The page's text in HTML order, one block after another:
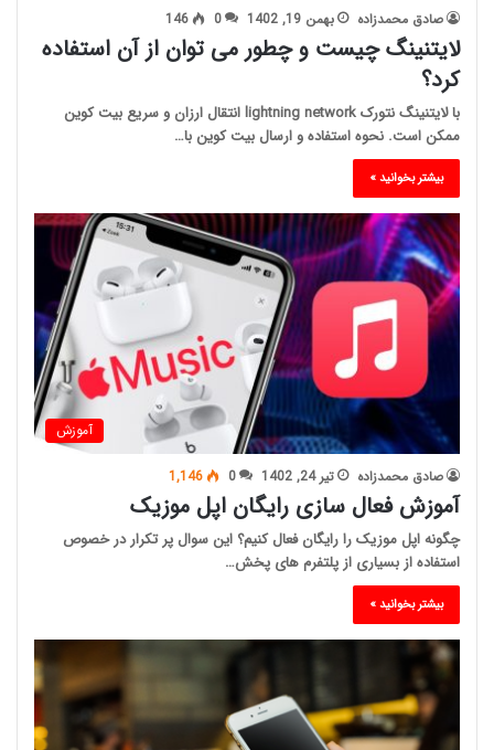
صادق محمدزاده بهمن 19, 1402 0
146
لایتنینگ چیست و چطور می توان از آن استفاده
کرد؟
با لایتنینگ نتورک lightning network انتقال ارزان و سریع بیت کوین
ممکن است. نحوه استفاده و ارسال بیت کوین با…
بیشتر بخوانید »
آموزش
صادق محمدزاده تیر 24, 1402 0
1,146
آموزش فعال سازی رایگان اپل موزیک
چگونه اپل موزیک را رایگان فعال کنیم؟ این سوال پر تکرار در خصوص
استفاده از بسیاری از پلتفرم های پخش…
بیشتر بخوانید »